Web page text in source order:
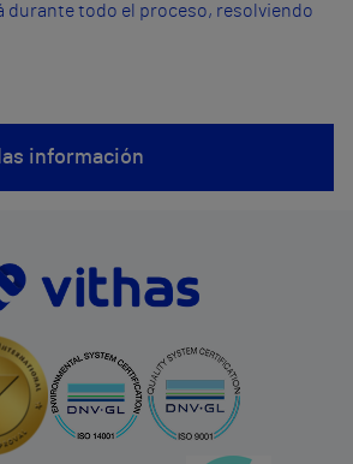
durante todo el proceso, resolviendo
información